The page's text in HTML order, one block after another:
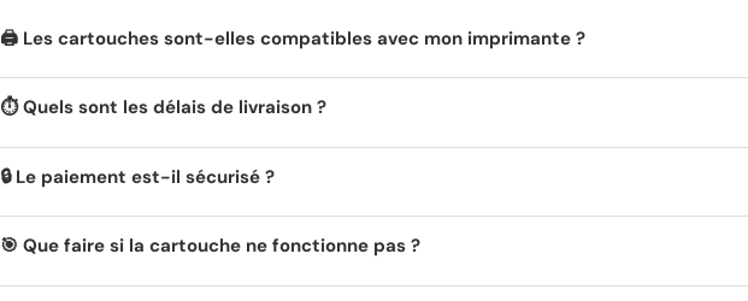
🖨️ Les cartouches sont-elles compatibles avec mon imprimante ?
⏱️ Quels sont les délais de livraison ?
🔒 Le paiement est-il sécurisé ?
🎯 Que faire si la cartouche ne fonctionne pas ?